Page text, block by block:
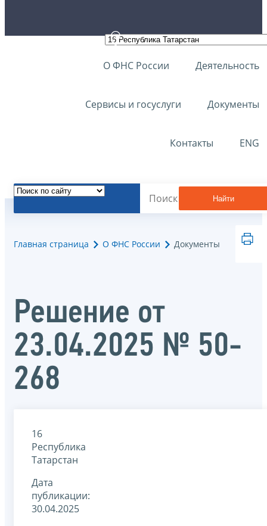
О ФНС России Деятельность
Сервисы и госуслуги Документы
Контакты ENG
Найти
Главная страница О ФНС России Документы
Решение от
23.04.2025 № 50-
268
16
Республика
Татарстан
Дата
публикации:
30.04.2025